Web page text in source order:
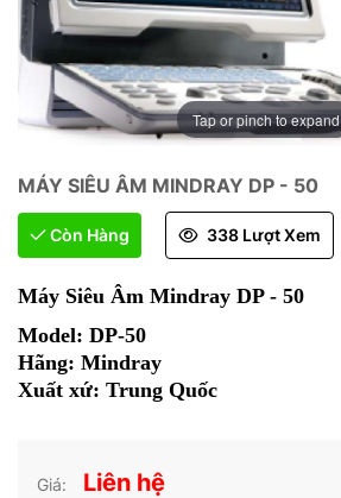
Tap or pinch to expand
MÁY SIÊU ÂM MINDRAY DP - 50
Còn Hàng 338 Lượt Xem
Máy Siêu Âm Mindray DP - 50
Model: DP-50
Hãng: Mindray
Xuất xứ: Trung Quốc
Giá: Liên hệ